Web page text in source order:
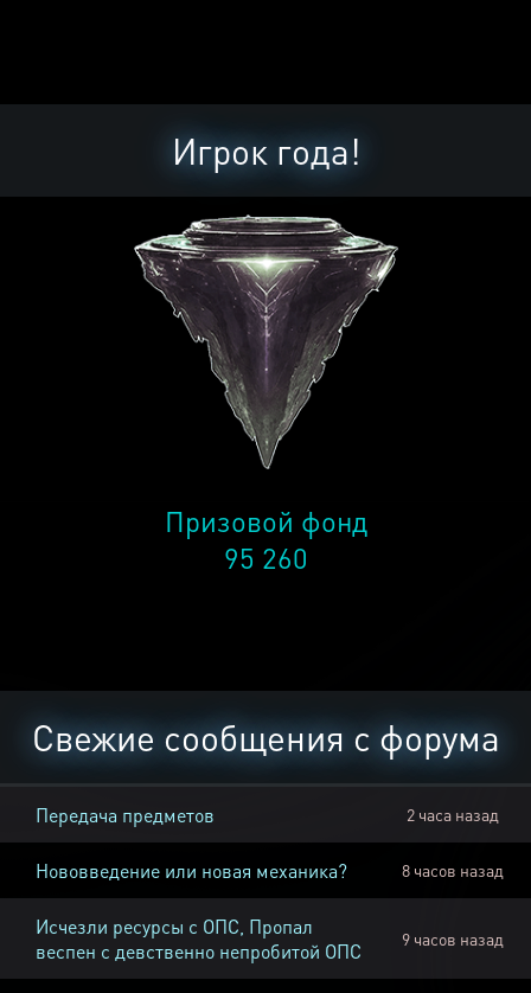
Игрок года!
Призовой фонд
95 260
Свежие сообщения с форума
Передача предметов 2 часа назад
Нововведение или новая механика? 8 часов назад
Исчезли ресурсы с ОПС, Пропал
веспен с девственно непробитой ОПС
9 часов назад